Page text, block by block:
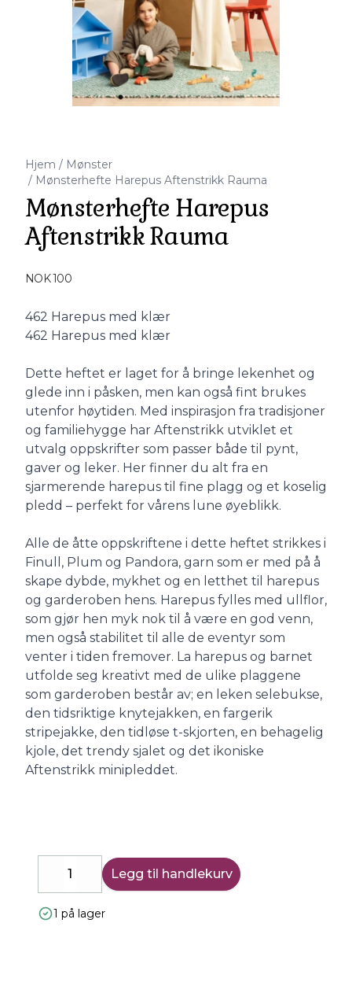
Hjem / Mønster
/ Mønsterhefte Harepus Aftenstrikk Rauma
Mønsterhefte Harepus
Aftenstrikk Rauma
NOK 100
Description
462 Harepus med klær
462 Harepus med klær
Dette heftet er laget for å bringe lekenhet og
glede inn i påsken, men kan også fint brukes
utenfor høytiden. Med inspirasjon fra tradisjoner
og familiehygge har Aftenstrikk utviklet et
utvalg oppskrifter som passer både til pynt,
gaver og leker. Her finner du alt fra en
sjarmerende harepus til fine plagg og et koselig
pledd – perfekt for vårens lune øyeblikk.
Alle de åtte oppskriftene i dette heftet strikkes i
Finull, Plum og Pandora, garn som er med på å
skape dybde, mykhet og en letthet til harepus
og garderoben hens. Harepus fylles med ullflor,
som gjør hen myk nok til å være en god venn,
men også stabilitet til alle de eventyr som
venter i tiden fremover. La harepus og barnet
utfolde seg kreativt med de ulike plaggene
som garderoben består av; en leken selebukse,
den tidsriktige knytejakken, en fargerik
stripejakke, den tidløse t-skjorten, en behagelig
kjole, det trendy sjalet og det ikoniske
Aftenstrikk minipleddet.
DecreaseIncrease
Legg til handlekurv
1 på lager